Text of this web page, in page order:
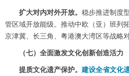
扩大对内对外开放。 稳步推进制度
管区域开放能级。推动中欧（亚）班列
京津冀、长三角、粤港澳大湾区等战略对
（七）全面激发文化创新创造活力
提质文化遗产保护。 建设全省文化